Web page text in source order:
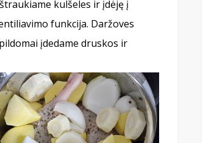
kulšeles ir įdėję į
funkcija. Daržoves
įdedame druskos ir